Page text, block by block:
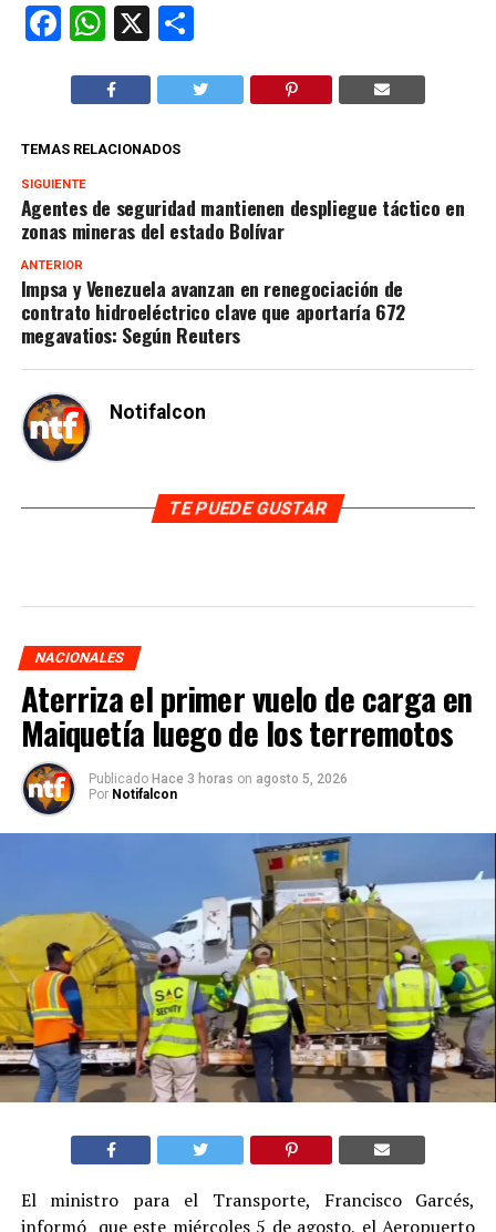
Facebook
WhatsApp
X Compartir
TEMAS RELACIONADOS
SIGUIENTE
Agentes de seguridad mantienen despliegue táctico en
zonas mineras del estado Bolívar
ANTERIOR
Impsa y Venezuela avanzan en renegociación de
contrato hidroeléctrico clave que aportaría 672
megavatios: Según Reuters
Notifalcon
TE PUEDE GUSTAR
NACIONALES
Aterriza el primer vuelo de carga en
Maiquetía luego de los terremotos
Publicado Hace 3 horas on agosto 5, 2026
Por Notifalcon
El ministro para el Transporte, Francisco Garcés,
informó que este miércoles 5 de agosto, el Aeropuerto